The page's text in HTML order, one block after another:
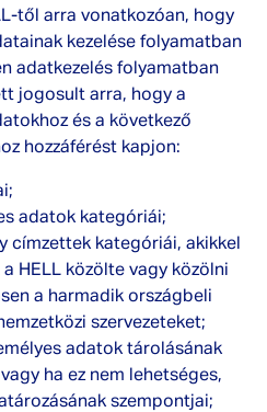
től arra vonatkozóan, hogy
kezelése folyamatban
adatkezelés folyamatban
jogosult arra, hogy a
és a következő
hozzáférést kapjon:
adatok kategóriái;
címzettek kategóriái, akikkel
HELL közölte vagy közölni
a harmadik országbeli
szervezeteket;
adatok tárolásának
ha ez nem lehetséges,
szempontjai;